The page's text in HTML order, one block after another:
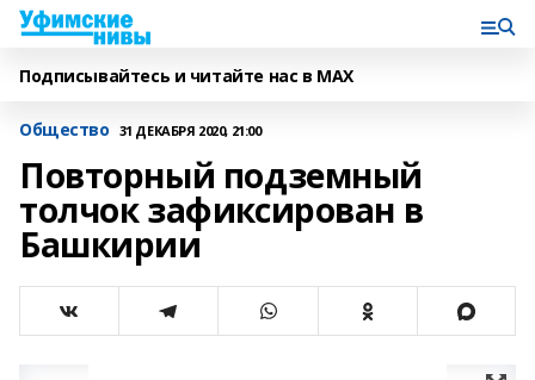
Подписывайтесь и читайте нас в MAX
Общество 31 ДЕКАБРЯ 2020, 21:00
Повторный подземный
толчок зафиксирован в
Башкирии